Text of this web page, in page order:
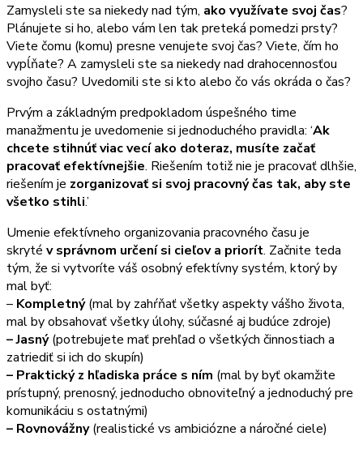
Zamysleli ste sa niekedy nad tým, ako využívate svoj čas?
Plánujete si ho, alebo vám len tak preteká pomedzi prsty?
Viete čomu (komu) presne venujete svoj čas? Viete, čím ho
vypĺňate? A zamysleli ste sa niekedy nad drahocennosťou
svojho času? Uvedomili ste si kto alebo čo vás okráda o čas?
Prvým a základným predpokladom úspešného time
manažmentu je uvedomenie si jednoduchého pravidla: ‘Ak
chcete stihnúť viac vecí ako doteraz, musíte začať
pracovať efektívnejšie. Riešením totiž nie je pracovať dlhšie,
riešením je zorganizovať si svoj pracovný čas tak, aby ste
všetko stihli.’
Umenie efektívneho organizovania pracovného času je
skryté v správnom určení si cieľov a priorít. Začnite teda
tým, že si vytvoríte váš osobný efektívny systém, ktorý by
mal byť:
– Kompletný(mal by zahŕňať všetky aspekty vášho života,
mal by obsahovať všetky úlohy, súčasné aj budúce zdroje)
– Jasný(potrebujete mať prehľad o všetkých činnostiach a
zatriediť si ich do skupín)
– Praktický z hľadiska práce s ním (mal by byť okamžite
prístupný, prenosný, jednoducho obnoviteľný a jednoduchý pre
komunikáciu s ostatnými)
– Rovnovážny(realistické vs ambiciózne a náročné ciele)